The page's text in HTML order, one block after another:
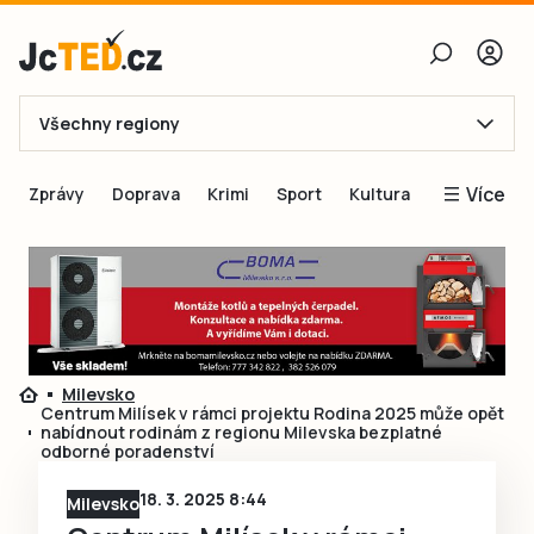
E-mail
Obnovit heslo
Přihlásit se
Ještě nemám účet, chci se
Registrovat
Všechny regiony
Zprávy Doprava Krimi Sport Kultura Více
Blogy
Inspirace
Čtenáři píší
Speciální přílohy
Milevsko
Centrum Milísek v rámci projektu Rodina 2025 může opět
nabídnout rodinám z regionu Milevska bezplatné
odborné poradenství
Milevsko18. 3. 2025 8:44